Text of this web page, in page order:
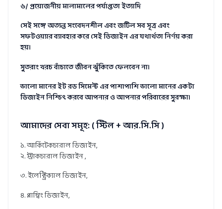
৬/ প্রয়োজনীয় মালামালের পর্যাপ্ততা ইত্যাদি
সেই সঙ্গে অত্যন্ত সংবেদনশীল এবং জটিল সব সূত্র এবং
সফটওয়্যার ব্যাবহার করে সেই ডিজাইন এর যথার্থতা নির্ণয় করা
হয়।
সুতরাং খরচ বাঁচাতে জীবন ঝুঁকিতে ফেলবেন না।
ভালো মানের ইট রড সিমেন্ট এর পাশাপাশি ভালো মানের একটা
ডিজাইন নিশ্চিৎ করবে আপনার ও আপনার পরিবারের সুরক্ষা।
আমাদের সেবা সমূহ: ( স্টিল + আর.সি.সি )
১. আর্কিটেকচারাল ডিজাইন,
২. স্ট্রাকচারাল ডিজাইন ,
৩. ইলেক্ট্রিক্যাল ডিজাইন,
৪. প্লাম্বিং ডিজাইন,